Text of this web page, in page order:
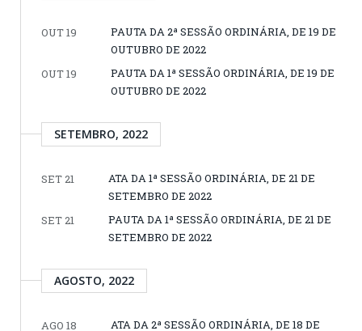
OUT 19
PAUTA DA 2ª SESSÃO ORDINÁRIA, DE 19 DE
OUTUBRO DE 2022
OUT 19
PAUTA DA 1ª SESSÃO ORDINÁRIA, DE 19 DE
OUTUBRO DE 2022
SETEMBRO, 2022
SET 21
ATA DA 1ª SESSÃO ORDINÁRIA, DE 21 DE
SETEMBRO DE 2022
SET 21
PAUTA DA 1ª SESSÃO ORDINÁRIA, DE 21 DE
SETEMBRO DE 2022
AGOSTO, 2022
AGO 18
ATA DA 2ª SESSÃO ORDINÁRIA, DE 18 DE